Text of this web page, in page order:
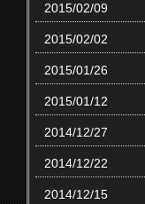
2015/02/09
2015/02/02
2015/01/26
2015/01/12
2014/12/27
2014/12/22
2014/12/15